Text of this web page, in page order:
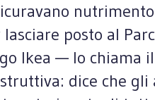
lasciare posto al
Ikea — lo chiama
dice che